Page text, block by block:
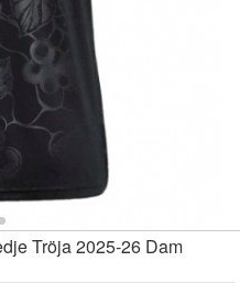
Tröja 2025-26 Dam